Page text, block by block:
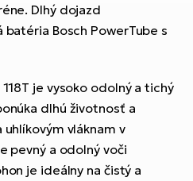
Dlhý dojazd
Bosch PowerTube s
je vysoko odolný a tichý
dlhú životnosť a
vláknam v
pevný a odolný voči
je ideálny na čistý a